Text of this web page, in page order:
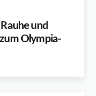
und
Olympia-